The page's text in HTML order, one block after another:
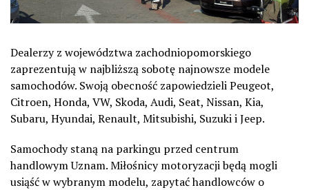
Dealerzy z województwa zachodniopomorskiego
zaprezentują w najbliższą sobotę najnowsze modele
samochodów. Swoją obecność zapowiedzieli Peugeot,
Citroen, Honda, VW, Skoda, Audi, Seat, Nissan, Kia,
Subaru, Hyundai, Renault, Mitsubishi, Suzuki i Jeep.
Samochody staną na parkingu przed centrum
handlowym Uznam. Miłośnicy motoryzacji będą mogli
usiąść w wybranym modelu, zapytać handlowców o